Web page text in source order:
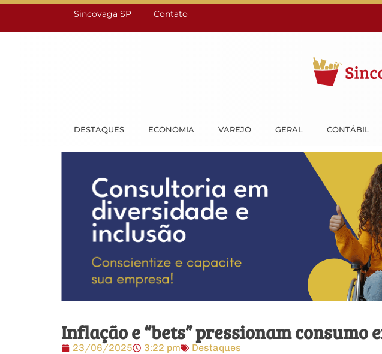
Sincovaga SP Contato
DESTAQUES ECONOMIA VAREJO GERAL CONTÁBIL
Inflação e “bets” pressionam consumo
23/06/2025 3:22 pm Destaques